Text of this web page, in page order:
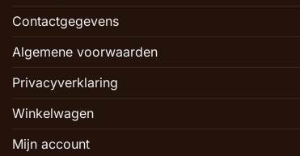
Contactgegevens
Algemene voorwaarden
Privacyverklaring
Winkelwagen
Mijn account